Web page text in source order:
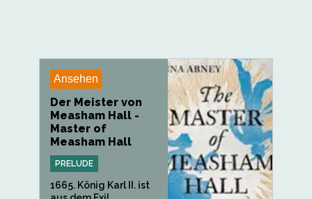
Ansehen
Der Meister von
Measham Hall -
Master of
Measham Hall
PRELUDE
1665. König Karl II. ist